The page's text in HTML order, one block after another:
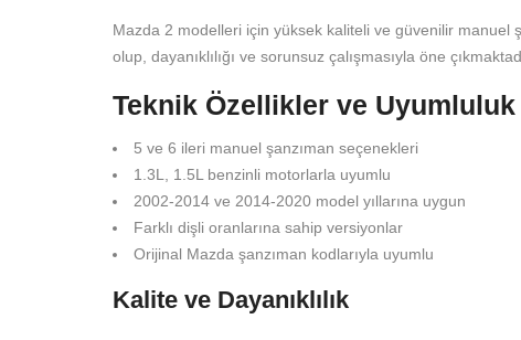
Mazda 2 modelleri için yüksek kaliteli ve güvenilir manuel
olup, dayanıklılığı ve sorunsuz çalışmasıyla öne
Teknik Özellikler ve Uyumluluk
5 ve 6 ileri manuel şanzıman seçenekleri
1.3L, 1.5L benzinli motorlarla uyumlu
2002-2014 ve 2014-2020 model yıllarına uygun
Farklı dişli oranlarına sahip versiyonlar
Orijinal Mazda şanzıman kodlarıyla uyumlu
Kalite ve Dayanıklılık